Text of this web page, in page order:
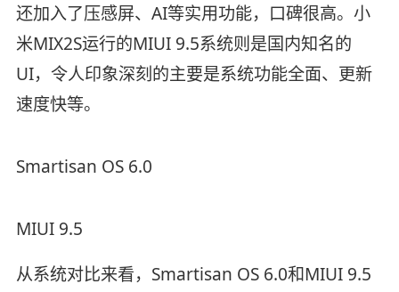
还加入了压感屏、AI等实用功能，口碑很高。小
米MIX2S运行的MIUI 9.5系统则是国内知名的
UI，令人印象深刻的主要是系统功能全面、更新
速度快等。
Smartisan OS 6.0
MIUI 9.5
从系统对比来看，Smartisan OS 6.0和MIUI 9.5